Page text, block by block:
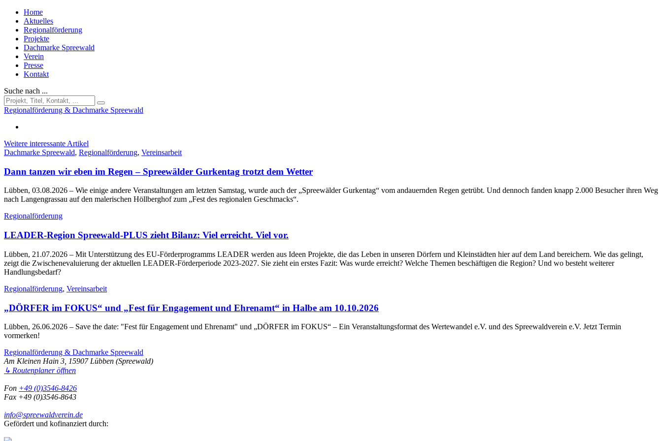
Home
Aktuelles
Regionalförderung
Projekte
Dachmarke Spreewald
Verein
Presse
Kontakt
Suche nach ...
Regionalförderung & Dachmarke Spreewald
Weitere interessante Artikel
Dachmarke Spreewald, Regionalförderung, Vereinsarbeit
Dann tanzen wir eben im Regen – Spreewälder Gurkentag trotzt dem Wetter
Lübben, 03.08.2026 – Wie einige andere Veranstaltungen am letzten Samstag, wurde auch der „Spreewälder Gurkentag“ vom andauernden Regen getrübt. Und dennoch fanden knapp 2.000 Besucher ihren Weg
nach Langengrassau auf den malerischen Höllberghof zum „Fest des regionalen Geschmacks“.
Regionalförderung
LEADER-Region Spreewald-PLUS zieht Bilanz: Viel erreicht. Viel vor.
Lübben, 21.07.2026 – Mit Unterstützung des EU-Förderprogramms LEADER werden aus Ideen Projekte, die das Leben in unseren Dörfern und Kleinstädten hier auf dem Land bereichern. Wie das gelingt,
zeigt die Zwischenevaluierung der aktuellen LEADER-Förderperiode 2023-2027. Sie zieht ein erstes Fazit: Was wurde erreicht? Welche Themen beschäftigen die Region? Und wo besteht weiterer
Handlungsbedarf?
Regionalförderung, Vereinsarbeit
„DÖRFER im FOKUS“ und „Fest für Engagement und Ehrenamt“ in Halbe am 10.10.2026
Lübben, 26.06.2026 – Save the date: "Fest für Engagement und Ehrenamt" und „DÖRFER im FOKUS“ – Ein Veranstaltungsformat des Wertewandel e.V. und des Spreewaldverein e.V. Jetzt Termin
vormerken!
Regionalförderung & Dachmarke Spreewald
Am Kleinen Hain 3, 15907 Lübben (Spreewald)
↳ Routenplaner öffnen
Fon +49 (0)3546-8426
Fax +49 (0)3546-8643
info@spreewaldverein.de
Gefördert und kofinanziert durch: